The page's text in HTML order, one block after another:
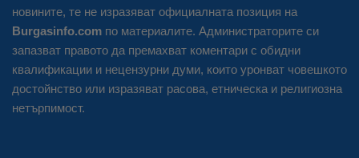
новините, те не изразяват официалната позиция на
Burgasinfo.com по материалите. Администраторите си
запазват правото да премахват коментари с обидни
квалификации и нецензурни думи, които уронват човешкото
достойнство или изразяват расова, етническа и религиозна
нетърпимост.